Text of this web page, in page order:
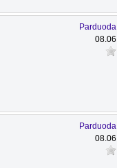
Parduoda
08.06
Parduoda
08.06